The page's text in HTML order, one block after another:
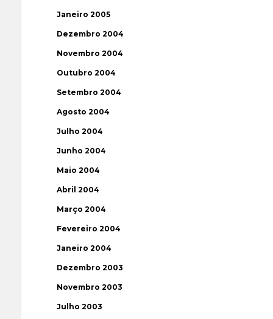
Janeiro 2005
Dezembro 2004
Novembro 2004
Outubro 2004
Setembro 2004
Agosto 2004
Julho 2004
Junho 2004
Maio 2004
Abril 2004
Março 2004
Fevereiro 2004
Janeiro 2004
Dezembro 2003
Novembro 2003
Julho 2003